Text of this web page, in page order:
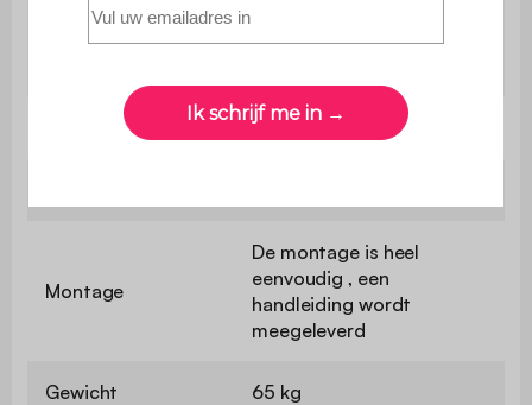
Maximaal
ondersteund
110 kg per plaats
Binnen
Montage
De montage is heel
eenvoudig , een
handleiding wordt
meegeleverd
Gewicht 65 kg